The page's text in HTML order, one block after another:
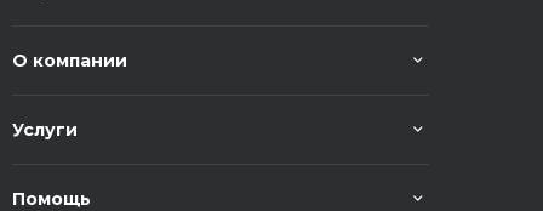
О компании
Услуги
Помощь